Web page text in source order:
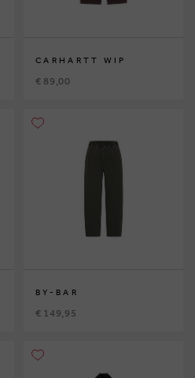
CARHARTT WIP
€ 89,00
BY-BAR
€ 149,95